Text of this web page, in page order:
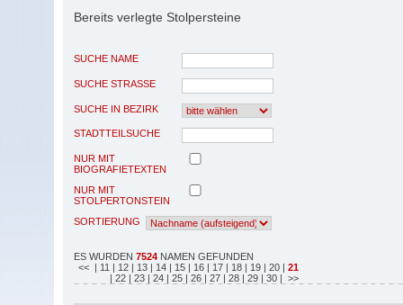
Bereits verlegte Stolpersteine
SUCHE NAME
SUCHE STRASSE
SUCHE IN BEZIRK
STADTTEILSUCHE
NUR MIT
BIOGRAFIETEXTEN
NUR MIT
STOLPERTONSTEIN
SORTIERUNG
ES WURDEN 7524 NAMEN GEFUNDEN
<< | 11 | 12 | 13 | 14 | 15 | 16 | 17 | 18 | 19 | 20 | 21
| 22 | 23 | 24 | 25 | 26 | 27 | 28 | 29 | 30 | >>